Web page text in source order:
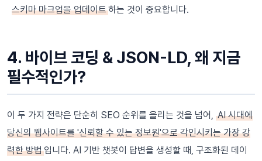
스키마 마크업을 업데이트하는 것이 중요합니다.
4. 바이브 코딩 & JSON-LD, 왜 지금
필수적인가?
이 두 가지 전략은 단순히 SEO 순위를 올리는 것을 넘어, AI 시대에
당신의 웹사이트를 '신뢰할 수 있는 정보원'으로 각인시키는 가장 강
력한 방법 입니다. AI 기반 챗봇이 답변을 생성할 때, 구조화된 데이